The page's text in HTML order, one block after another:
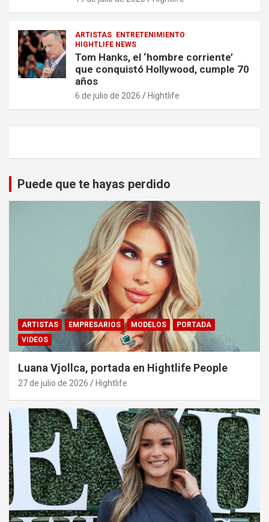
ARTISTAS
ENTRETENIMIENTO
HIGHTLIFE NEWS
Tom Hanks, el ‘hombre corriente’
que conquistó Hollywood, cumple 70
años
6 de julio de 2026 Hightlife
Puede que te hayas perdido
ARTISTAS EMPRESARIOS MODELOS
PORTADA
VIDEOS
Luana Vjollca, portada en Hightlife People
27 de julio de 2026 Hightlife